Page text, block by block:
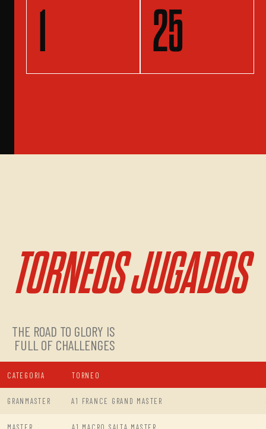
1 25
TORNEOS JUGADOS
THE ROAD TO GLORY IS
FULL OF CHALLENGES
CATEGORIA TORNEO
GRANMASTER A1 FRANCE GRAND MASTER